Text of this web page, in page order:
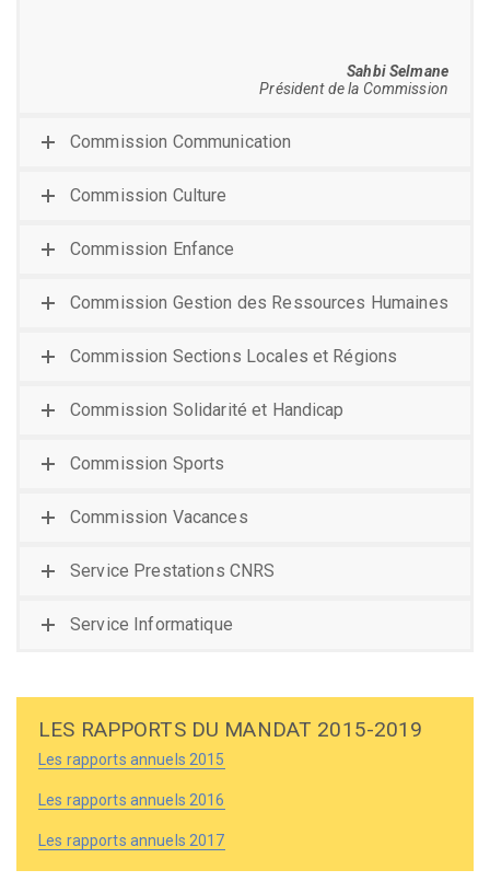
Sahbi Selmane
Président de la Commission
Commission Communication
Commission Culture
Commission Enfance
Commission Gestion des Ressources Humaines
Commission Sections Locales et Régions
Commission Solidarité et Handicap
Commission Sports
Commission Vacances
Service Prestations CNRS
Service Informatique
LES RAPPORTS DU MANDAT 2015-2019
Les rapports annuels 2015
Les rapports annuels 2016
Les rapports annuels 2017